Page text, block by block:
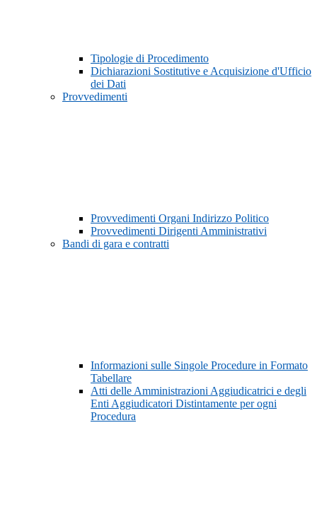
Tipologie di Procedimento
Dichiarazioni Sostitutive e Acquisizione d'Ufficio
dei Dati
Provvedimenti
Provvedimenti Organi Indirizzo Politico
Provvedimenti Dirigenti Amministrativi
Bandi di gara e contratti
Informazioni sulle Singole Procedure in Formato
Tabellare
Atti delle Amministrazioni Aggiudicatrici e degli
Enti Aggiudicatori Distintamente per ogni
Procedura